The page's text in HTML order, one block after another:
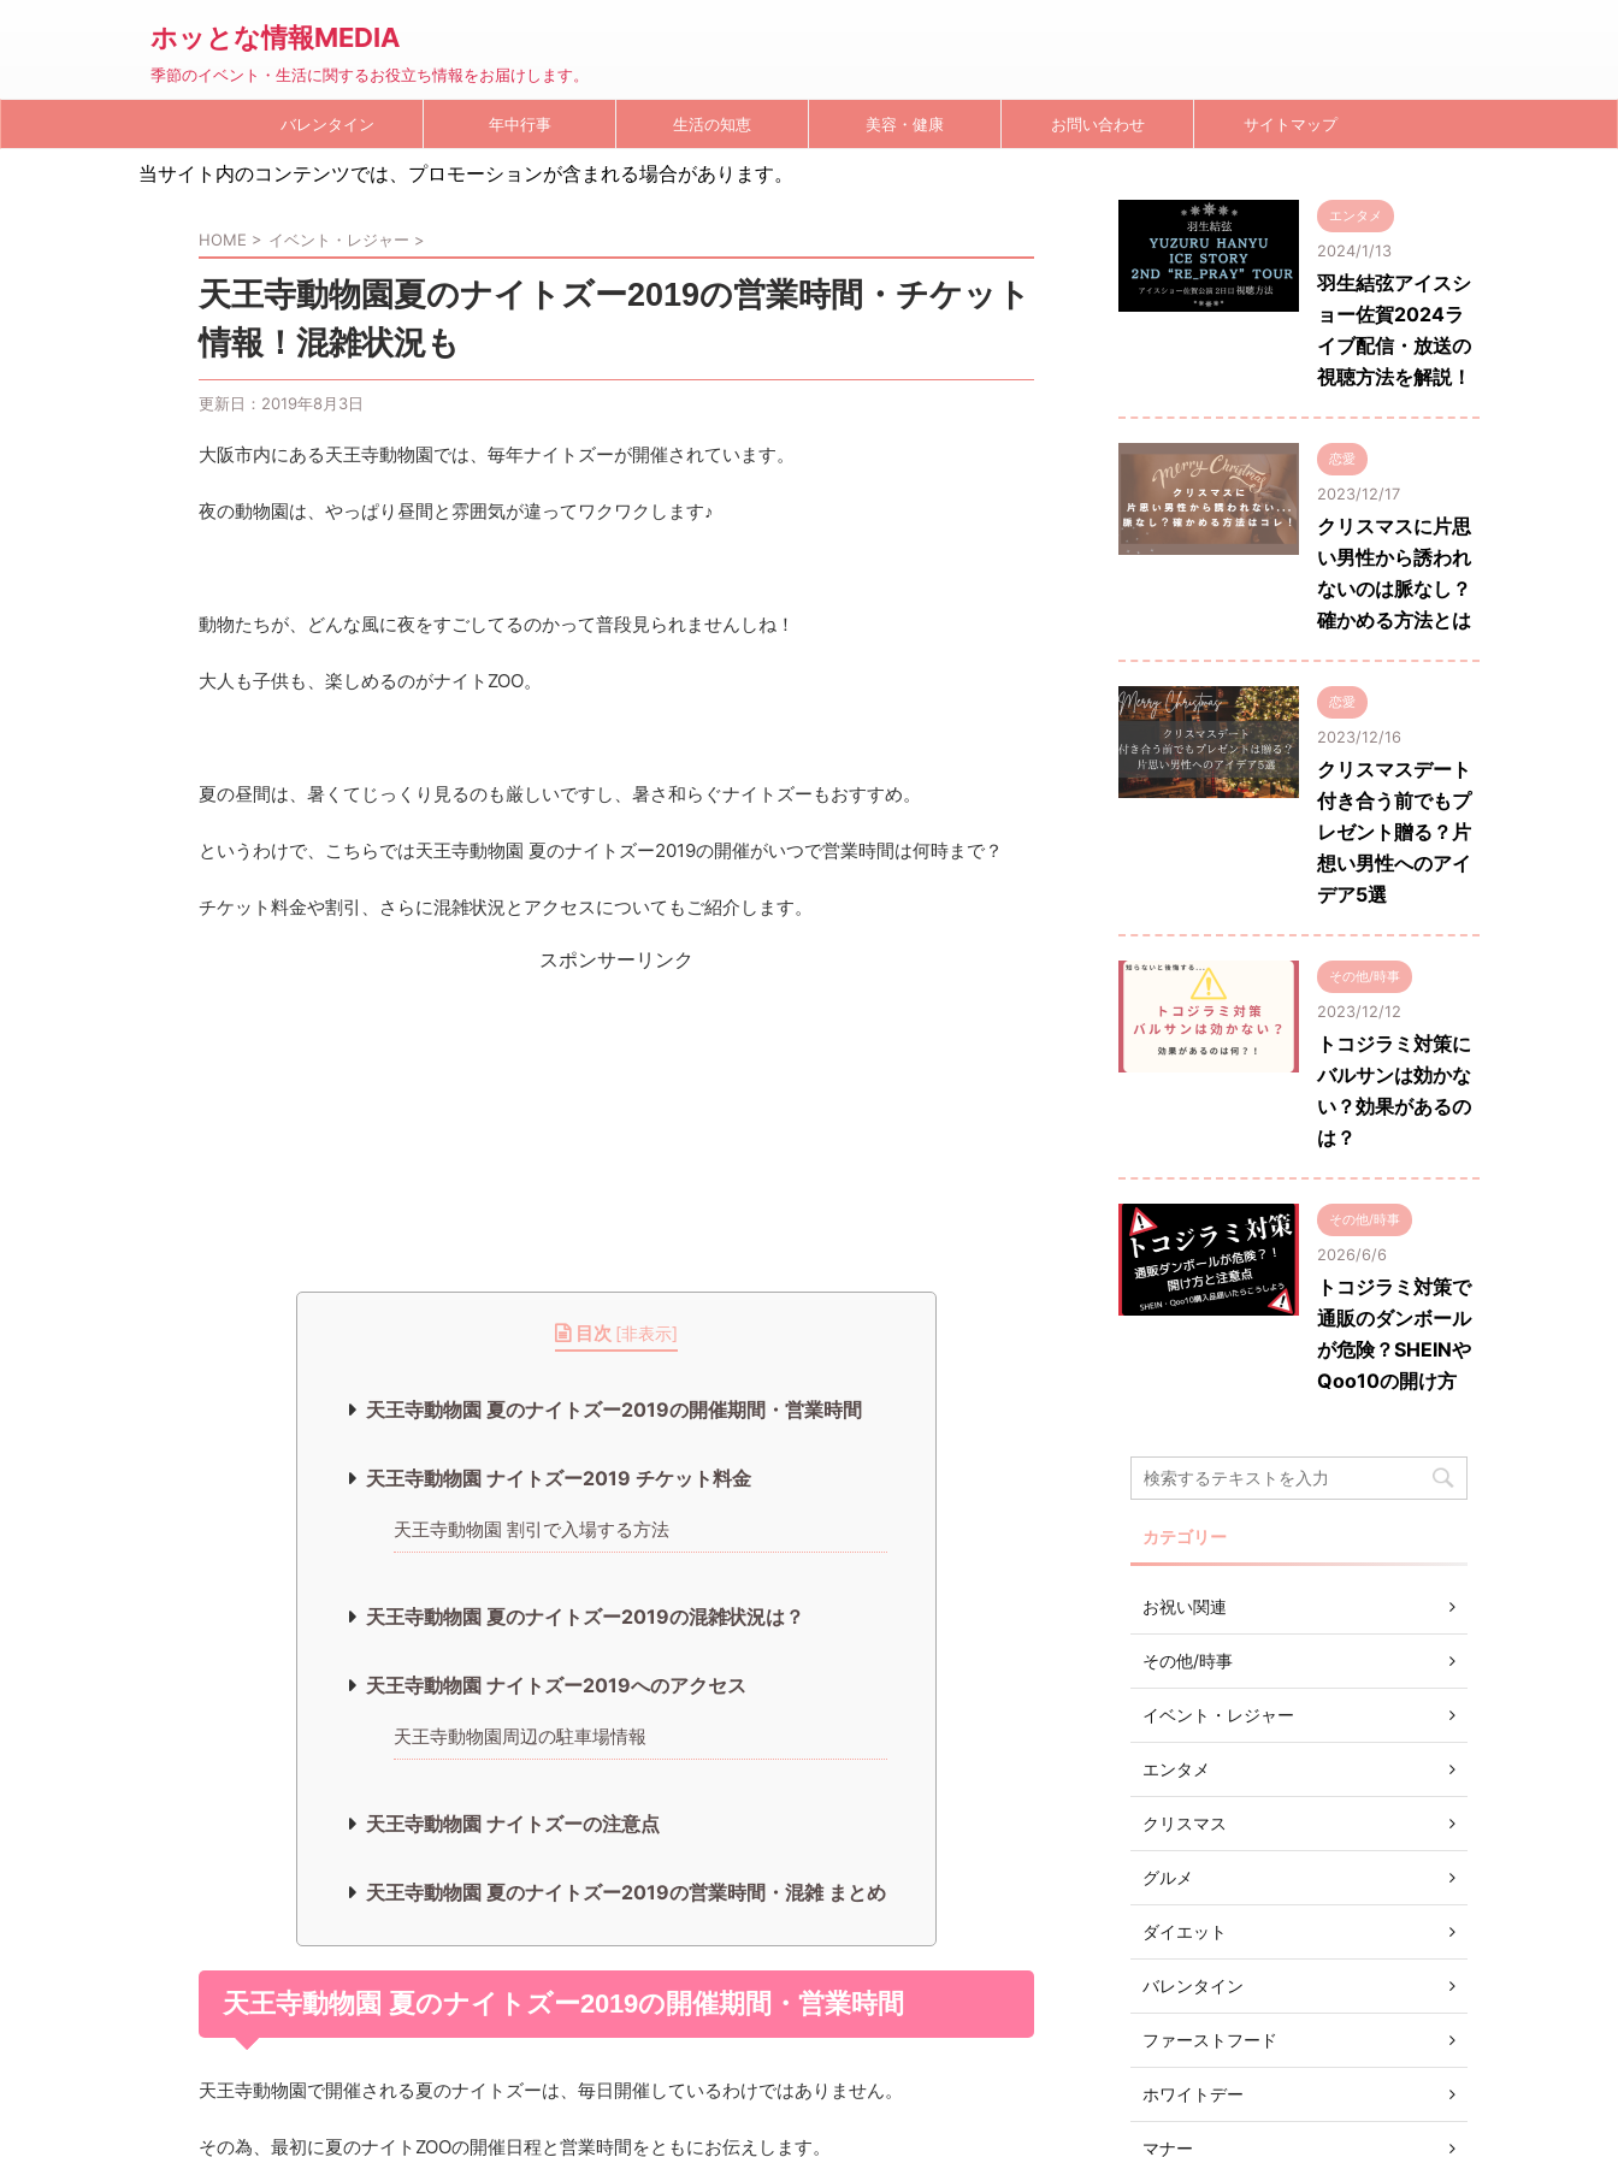
ホッとな情報MEDIA
季節のイベント・生活に関するお役立ち情報をお届けします。
バレンタイン 年中行事 生活の知恵 美容・健康 お問い合わせ サイトマップ
当サイト内のコンテンツでは、プロモーションが含まれる場合があります。
HOME > イベント・レジャー >
天王寺動物園夏のナイトズー2019の営業時間・チケット
情報！混雑状況も
更新日： 2019年8月3日
大阪市内にある天王寺動物園では、毎年ナイトズーが開催されています。
夜の動物園は、やっぱり昼間と雰囲気が違ってワクワクします♪
動物たちが、どんな風に夜をすごしてるのかって普段見られませんしね！
大人も子供も、楽しめるのがナイトZOO。
夏の昼間は、暑くてじっくり見るのも厳しいですし、暑さ和らぐナイトズーもおすすめ。
というわけで、こちらでは天王寺動物園 夏のナイトズー2019の開催がいつで営業時間は何時まで？
チケット料金や割引、さらに混雑状況とアクセスについてもご紹介します。
スポンサーリンク
目次 [非表示]
天王寺動物園 夏のナイトズー2019の開催期間・営業時間
天王寺動物園 ナイトズー2019 チケット料金
天王寺動物園 割引で入場する方法
天王寺動物園 夏のナイトズー2019の混雑状況は？
天王寺動物園 ナイトズー2019へのアクセス
天王寺動物園周辺の駐車場情報
天王寺動物園 ナイトズーの注意点
天王寺動物園 夏のナイトズー2019の営業時間・混雑 まとめ
天王寺動物園 夏のナイトズー2019の開催期間・営業時間
天王寺動物園で開催される夏のナイトズーは、毎日開催しているわけではありません。
その為、最初に夏のナイトZOOの開催日程と営業時間をともにお伝えします。
エンタメ
2024/1/13
羽生結弦アイスシ
ョー佐賀2024ラ
イブ配信・放送の
視聴方法を解説！
恋愛
2023/12/17
クリスマスに片思
い男性から誘われ
ないのは脈なし？
確かめる方法とは
恋愛
2023/12/16
クリスマスデート
付き合う前でもプ
レゼント贈る？片
想い男性へのアイ
デア5選
その他/時事
2023/12/12
トコジラミ対策に
バルサンは効かな
い？効果があるの
は？
その他/時事
2026/6/6
トコジラミ対策で
通販のダンボール
が危険？SHEINや
Qoo10の開け方
カテゴリー
お祝い関連
その他/時事
イベント・レジャー
エンタメ
クリスマス
グルメ
ダイエット
バレンタイン
ファーストフード
ホワイトデー
マナー